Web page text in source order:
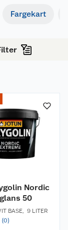
Fargekart
Nordic
50
BASE, 9 LITER
(0)